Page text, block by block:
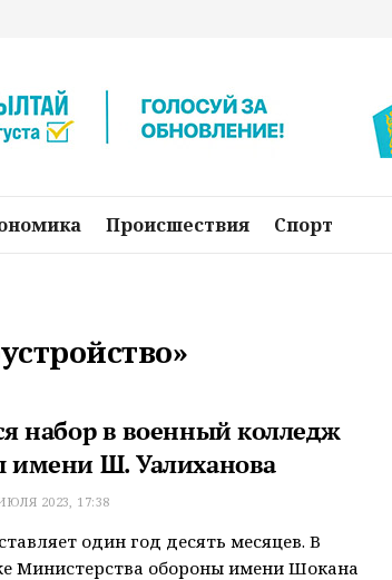
Происшествия Спорт
набор в военный колледж
Ш. Уалиханова
2023, 17:38
один год десять месяцев. В
Министерства обороны имени Шокана